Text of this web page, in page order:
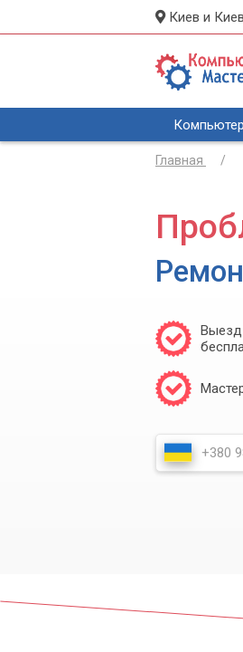
Киев и
Главная
Выезд